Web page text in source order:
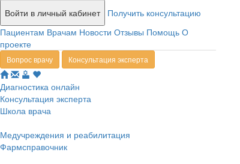
Войти в личный кабинет
Получить консультацию
Пациентам Врачам Новости Отзывы Помощь О
проекте
Вопрос врачу Консультация эксперта
Диагностика онлайн
Консультация эксперта
Школа врача
Медучреждения и реабилитация
Фармсправочник